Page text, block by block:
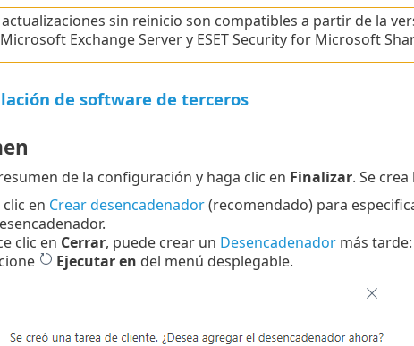
actualizaciones sin reinicio son compatibles a partir de la
Exchange Server y ESET Security for Microsoft
de software de terceros
de la configuración y haga clic en Finalizar. Se
en Crear desencadenador(recomendado) para
clic en Cerrar, puede crear un Desencadenadormás tarde:
Ejecutar en del menú desplegable.